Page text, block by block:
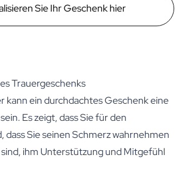
Sie Ihr Geschenk hier
Trauergeschenks
kann ein durchdachtes Geschenk eine
Es zeigt, dass Sie für den
dass Sie seinen Schmerz wahrnehmen
sind, ihm Unterstützung und Mitgefühl